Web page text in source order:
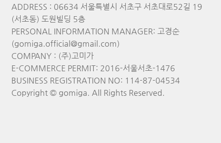
ADDRESS : 06634 서울특별시 서초구 서초대로52길 19
(서초동) 도원빌딩 5층
PERSONAL INFORMATION MANAGER: 고경순
(gomiga.official@gmail.com)
COMPANY : (주)고미가
E-COMMERCE PERMIT: 2016-서울서초-1476
BUSINESS REGISTRATION NO: 114-87-04534
Copyright © gomiga. All Rights Reserved.